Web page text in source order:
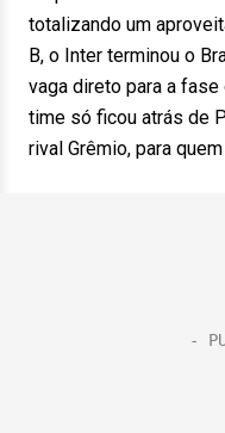
totalizando um
B, o Inter terminou o
vaga direto para a
time só ficou atrás de
rival Grêmio, para